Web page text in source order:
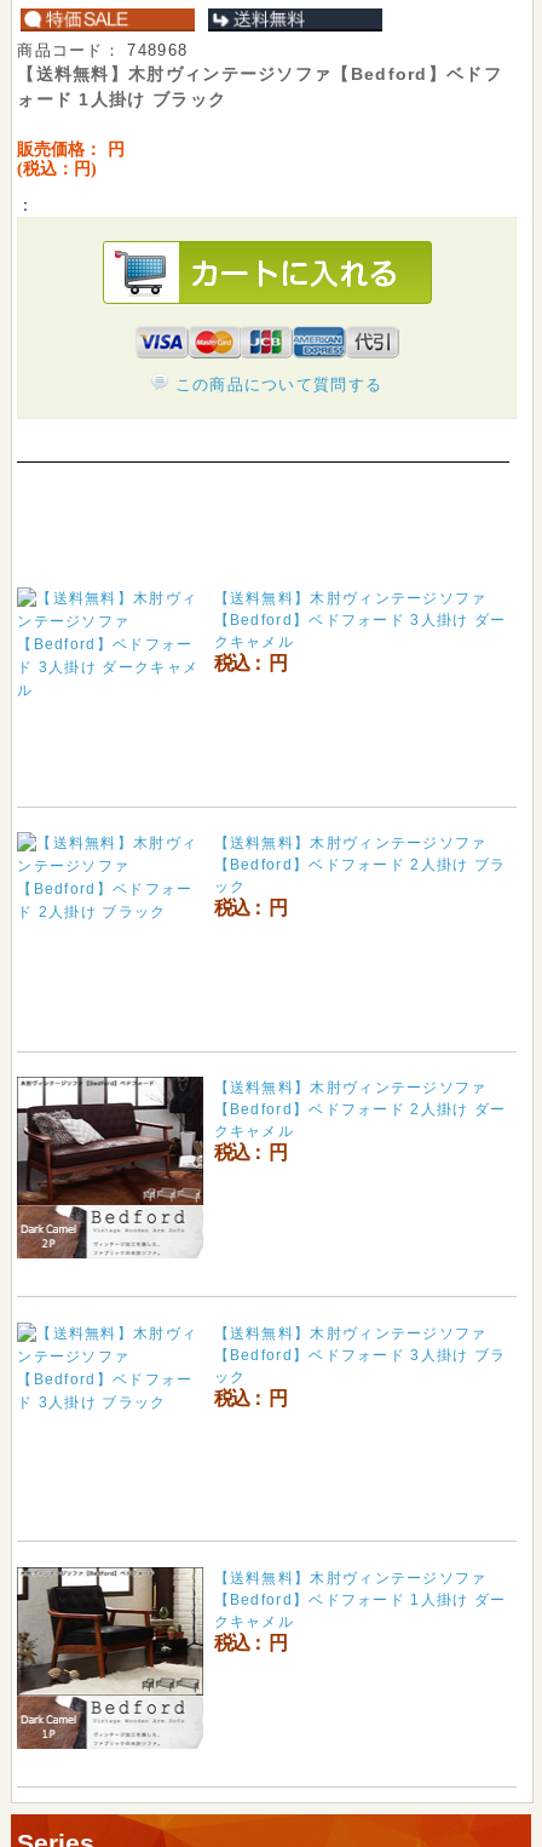
商品コード：748968
【送料無料】木肘ヴィンテージソファ【Bedford】ベドフ
ォード 1人掛け ブラック
販売価格：
円
(税込： 円)
：
この商品について質問する
【送料無料】木肘ヴィンテージソファ
【Bedford】ベドフォード 3人掛け ダー
クキャメル
税込： 円
【送料無料】木肘ヴィンテージソファ
【Bedford】ベドフォード 2人掛け ブラ
ック
税込： 円
【送料無料】木肘ヴィンテージソファ
【Bedford】ベドフォード 2人掛け ダー
クキャメル
税込： 円
【送料無料】木肘ヴィンテージソファ
【Bedford】ベドフォード 3人掛け ブラ
ック
税込： 円
【送料無料】木肘ヴィンテージソファ
【Bedford】ベドフォード 1人掛け ダー
クキャメル
税込： 円